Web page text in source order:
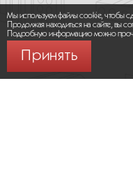
Мы используем файлы cookie, чтобы
Продолжая находиться на сайте, вы
Подробную информацию можно
Принять